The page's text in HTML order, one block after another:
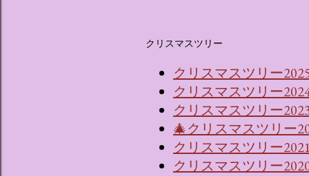
クリスマスツリー
クリスマスツリー
クリスマスツリー
クリスマスツリー
🎄クリスマスツリー
クリスマスツリー2021
クリスマスツリー